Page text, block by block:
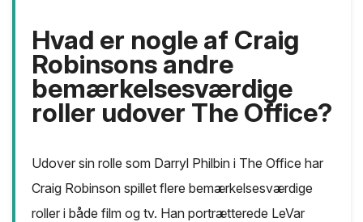
Hvad er nogle af Craig
Robinsons andre
bemærkelsesværdige
roller udover The Office?
Udover sin rolle som Darryl Philbin i The Office har
Craig Robinson spillet flere bemærkelsesværdige
roller i både film og tv. Han portrætterede LeVar